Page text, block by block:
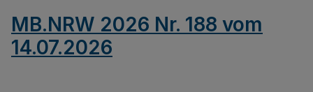
MB.NRW 2026 Nr. 188 vom
14.07.2026